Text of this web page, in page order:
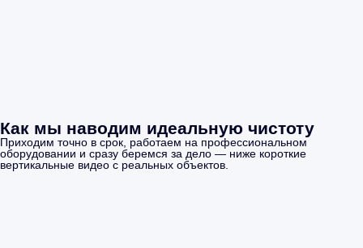
Как мы наводим идеальную чистоту
Приходим точно в срок, работаем на профессиональном
оборудовании и сразу беремся за дело — ниже короткие
вертикальные видео с реальных объектов.